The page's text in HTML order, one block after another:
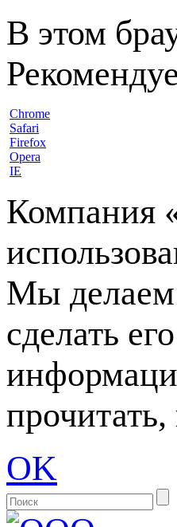
В этом
Chrome
Safari
Firefox
Opera
IE
Компания
Мы делаем
сделать
OK